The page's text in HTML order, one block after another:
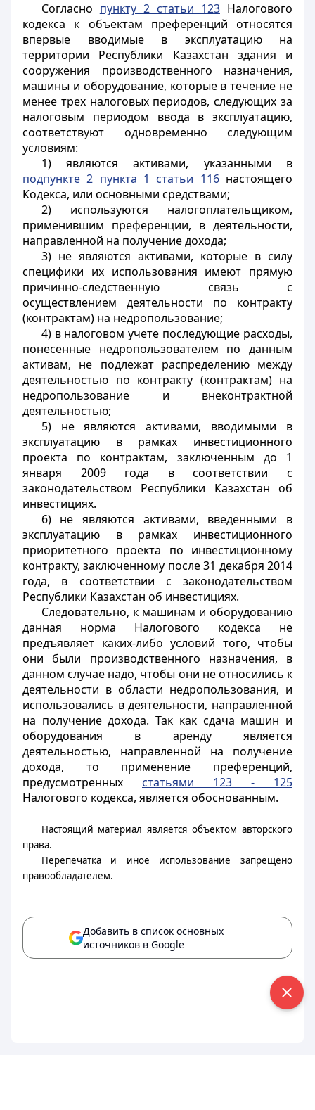
Согласно пункту 2 статьи 123Налогового
кодекса к объектам преференций относятся
впервые вводимые в эксплуатацию на
территории Республики Казахстан здания и
сооружения производственного назначения,
машины и оборудование, которые в течение не
менее трех налоговых периодов, следующих за
налоговым периодом ввода в эксплуатацию,
соответствуют одновременно следующим
условиям:
1) являются активами, указанными в
подпункте 2 пункта 1 статьи 116настоящего
Кодекса, или основными средствами;
2) используются налогоплательщиком,
применившим преференции, в деятельности,
направленной на получение дохода;
3) не являются активами, которые в силу
специфики их использования имеют прямую
причинно-следственную связь с
осуществлением деятельности по контракту
(контрактам) на недропользование;
4) в налоговом учете последующие расходы,
понесенные недропользователем по данным
активам, не подлежат распределению между
деятельностью по контракту (контрактам) на
недропользование и внеконтрактной
деятельностью;
5) не являются активами, вводимыми в
эксплуатацию в рамках инвестиционного
проекта по контрактам, заключенным до 1
января 2009 года в соответствии с
законодательством Республики Казахстан об
инвестициях.
6) не являются активами, введенными в
эксплуатацию в рамках инвестиционного
приоритетного проекта по инвестиционному
контракту, заключенному после 31 декабря 2014
года, в соответствии с законодательством
Республики Казахстан об инвестициях.
Следовательно, к машинам и оборудованию
данная норма Налогового кодекса не
предъявляет каких-либо условий того, чтобы
они были производственного назначения, в
данном случае надо, чтобы они не относились к
деятельности в области недропользования, и
использовались в деятельности, направленной
на получение дохода. Так как сдача машин и
оборудования в аренду является
деятельностью, направленной на получение
дохода, то применение преференций,
предусмотренных статьями 123 - 125
Налогового кодекса, является обоснованным.
Настоящий материал является объектом авторского
права.
Перепечатка и иное использование запрещено
правообладателем.
Добавить в список основных
источников в Google